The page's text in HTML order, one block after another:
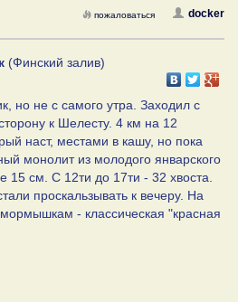
docker
пожаловаться
(Финский залив)
но не с самого утра. Заходил с
к Шелесту. 4 км на 12
наст, местами в кашу, но пока
монолит из молодого январского
15 см. С 12ти до 17ти - 32 хвоста.
проскальзывать к вечеру. На
- классическая "красная